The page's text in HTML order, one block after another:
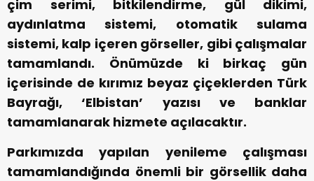
çim serimi, bitkilendirme, gül dikimi,
aydınlatma sistemi, otomatik sulama
sistemi, kalp içeren görseller, gibi çalışmalar
tamamlandı. Önümüzde ki birkaç gün
içerisinde de kırımız beyaz çiçeklerden Türk
Bayrağı, ‘Elbistan’ yazısı ve banklar
tamamlanarak hizmete açılacaktır.
Parkımızda yapılan yenileme çalışması
tamamlandığında önemli bir görsellik daha